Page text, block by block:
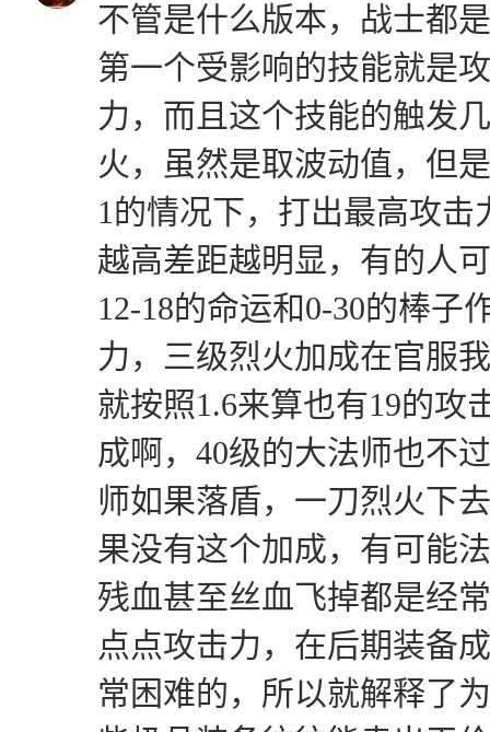
不管是什么版本，战士都
第一个受影响的技能就是
力，而且这个技能的触发
火，虽然是取波动值，但
1的情况下，打出最高攻
越高差距越明显，有的人
12-18的命运和0-30的棒子
力，三级烈火加成在官服
就按照1.6来算也有19的攻
成啊，40级的大法师也不
师如果落盾，一刀烈火下
果没有这个加成，有可能
残血甚至丝血飞掉都是经
点点攻击力，在后期装备
常困难的，所以就解释了